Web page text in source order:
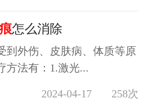
怎么消除
到外伤、皮肤病、体质等原
方法有：1.激光...
2024-04-17 258次